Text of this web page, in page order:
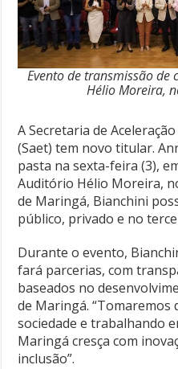
Evento de transmissão
Hélio Moreira,
A Secretaria de
(Saet) tem novo titular.
pasta na sexta-feira (3),
Auditório Hélio Moreira,
de Maringá, Bianchini
público, privado e no
Durante o evento,
fará parcerias, com
baseados no
de Maringá. “Tomaremos
sociedade e trabalhando
Maringá cresça com
inclusão”.